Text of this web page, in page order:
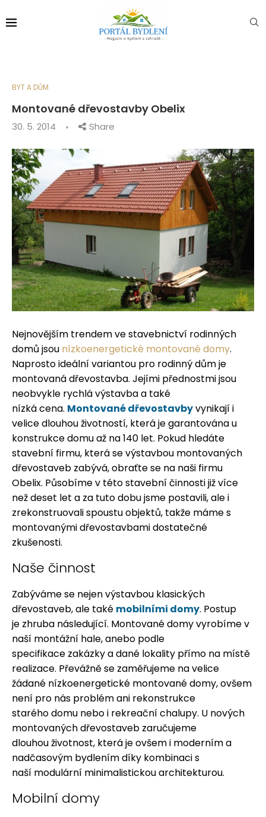
BYT A DŮM
Montované dřevostavby Obelix
30. 5. 2014 Share
Nejnovějším trendem ve stavebnictví rodinných
domů jsou nízkoenergetické montované domy.
Naprosto ideální variantou pro rodinný dům je
montovaná dřevostavba. Jejími přednostmi jsou
neobvykle rychlá výstavba a také
nízká cena. Montované dřevostavbyvynikají i
velice dlouhou životností, která je garantována u
konstrukce domu až na 140 let. Pokud hledáte
stavební firmu, která se výstavbou montovaných
dřevostaveb zabývá, obraťte se na naši firmu
Obelix. Působíme v této stavební činnosti již více
než deset let a za tuto dobu jsme postavili, ale i
zrekonstruovali spoustu objektů, takže máme s
montovanými dřevostavbami dostatečné
zkušenosti.
Naše činnost
Zabýváme se nejen výstavbou klasických
dřevostaveb, ale také mobilními domy. Postup
je zhruba následující. Montované domy vyrobíme v
naší montážní hale, anebo podle
specifikace zakázky a dané lokality přímo na místě
realizace. Převážně se zaměřujeme na velice
žádané nízkoenergetické montované domy, ovšem
není pro nás problém ani rekonstrukce
starého domu nebo i rekreační chalupy. U nových
montovaných dřevostaveb zaručujeme
dlouhou životnost, která je ovšem i moderním a
nadčasovým bydlením díky kombinaci s
naší modulární minimalistickou architekturou.
Mobilní domy